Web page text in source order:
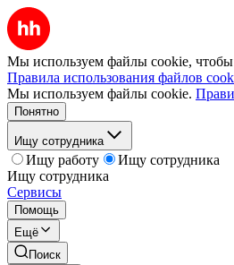
Мы используем файлы cookie, чтобы
Правила использования файлов
Мы используем файлы cookie.
Понятно
Ищу сотрудника
Ищу работу
Ищу сотрудника
Ищу сотрудника
Сервисы
Помощь
Ещё
Поиск